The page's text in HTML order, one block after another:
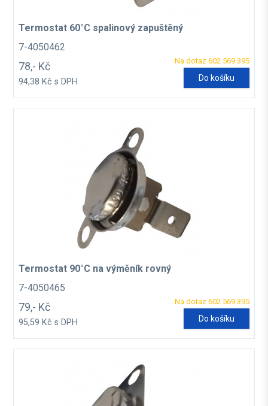
Termostat 60°C spalinový zapuštěný
7-4050462
Na dotaz 602 569 395
78,- Kč
94,38 Kč s DPH Do košíku
Termostat 90°C na výměník rovný
7-4050465
Na dotaz 602 569 395
79,- Kč
95,59 Kč s DPH Do košíku